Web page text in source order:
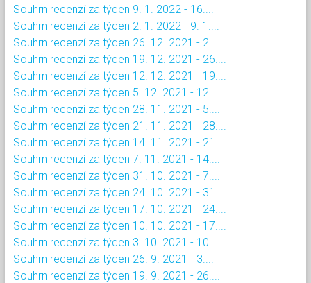
Souhrn recenzí za týden 9. 1. 2022 - 16....
Souhrn recenzí za týden 2. 1. 2022 - 9. 1....
Souhrn recenzí za týden 26. 12. 2021 - 2....
Souhrn recenzí za týden 19. 12. 2021 - 26....
Souhrn recenzí za týden 12. 12. 2021 - 19....
Souhrn recenzí za týden 5. 12. 2021 - 12....
Souhrn recenzí za týden 28. 11. 2021 - 5....
Souhrn recenzí za týden 21. 11. 2021 - 28....
Souhrn recenzí za týden 14. 11. 2021 - 21....
Souhrn recenzí za týden 7. 11. 2021 - 14....
Souhrn recenzí za týden 31. 10. 2021 - 7....
Souhrn recenzí za týden 24. 10. 2021 - 31....
Souhrn recenzí za týden 17. 10. 2021 - 24....
Souhrn recenzí za týden 10. 10. 2021 - 17....
Souhrn recenzí za týden 3. 10. 2021 - 10....
Souhrn recenzí za týden 26. 9. 2021 - 3....
Souhrn recenzí za týden 19. 9. 2021 - 26....